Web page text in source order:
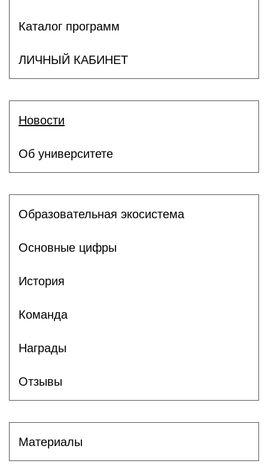
Каталог программ
ЛИЧНЫЙ КАБИНЕТ
Новости
Об университете
Образовательная экосистема
Основные цифры
История
Команда
Награды
Отзывы
Материалы